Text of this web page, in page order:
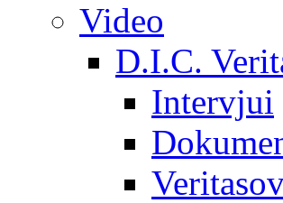
Video
D.I.C.
Intervjui